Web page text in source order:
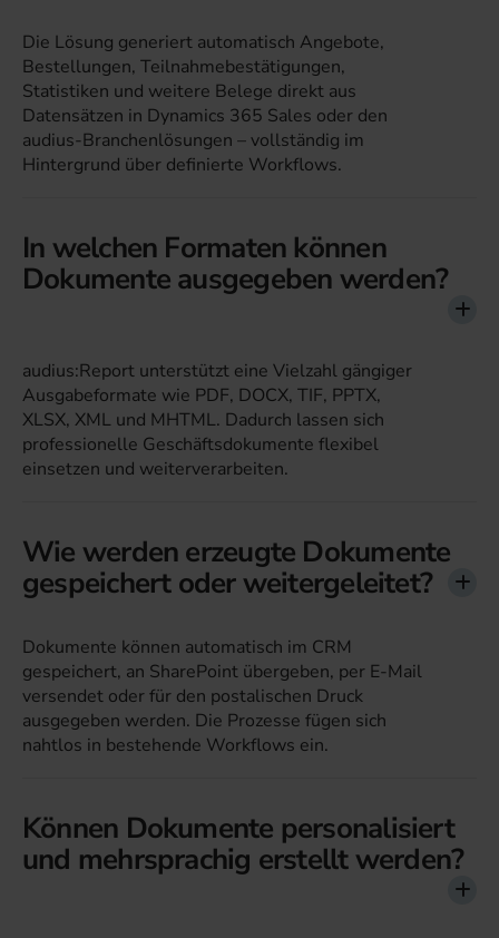
Die Lösung generiert automatisch Angebote,
Bestellungen, Teilnahmebestätigungen,
Statistiken und weitere Belege direkt aus
Datensätzen in Dynamics 365 Sales oder den
audius-Branchenlösungen – vollständig im
Hintergrund über definierte Workflows.
In welchen Formaten können
Dokumente ausgegeben werden?
audius:Report unterstützt eine Vielzahl gängiger
Ausgabeformate wie PDF, DOCX, TIF, PPTX,
XLSX, XML und MHTML. Dadurch lassen sich
professionelle Geschäftsdokumente flexibel
einsetzen und weiterverarbeiten.
Wie werden erzeugte Dokumente
gespeichert oder weitergeleitet?
Dokumente können automatisch im CRM
gespeichert, an SharePoint übergeben, per E-Mail
versendet oder für den postalischen Druck
ausgegeben werden. Die Prozesse fügen sich
nahtlos in bestehende Workflows ein.
Können Dokumente personalisiert
und mehrsprachig erstellt werden?